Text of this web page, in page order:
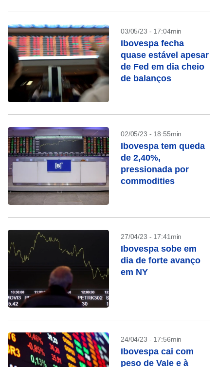
03/05/23 - 17:04min
Ibovespa fecha
quase estável apesar
de Fed em dia cheio
de balanços
02/05/23 - 18:55min
Ibovespa tem queda
de 2,40%,
pressionada por
commodities
27/04/23 - 17:41min
Ibovespa sobe em
dia de forte avanço
em NY
24/04/23 - 17:56min
Ibovespa cai com
peso de Vale e à